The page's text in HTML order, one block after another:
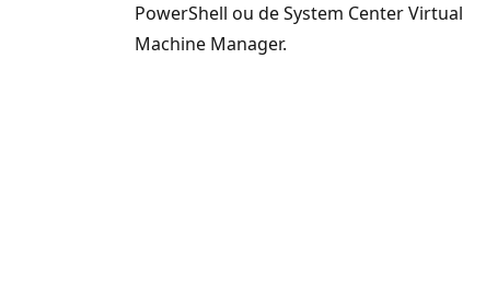
PowerShell ou de System Center Virtual
Machine Manager.